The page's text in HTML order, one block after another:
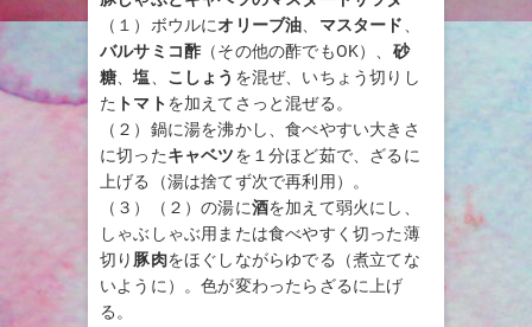
（１）ボウルにオリーブ油 マスタード
バルサミコ酢 （その他の酢でもOK）、 砂
糖 、塩 こしょう を混ぜ、いちょう切りし
た トマトを加えてさっと混ぜる。
（２）鍋に湯を沸かし、食べやすい大きさ
に切ったキャベツを１分ほど茹で、ざるに
上げる（湯は捨てず次で再利用）。
（３）（２）の湯に酒を加えて弱火にし、
しゃぶしゃぶ用または食べやすく切った薄
切り 豚肉をほぐしながらゆでる（煮立てな
いように）。色が変わったらざるに上げ
る。